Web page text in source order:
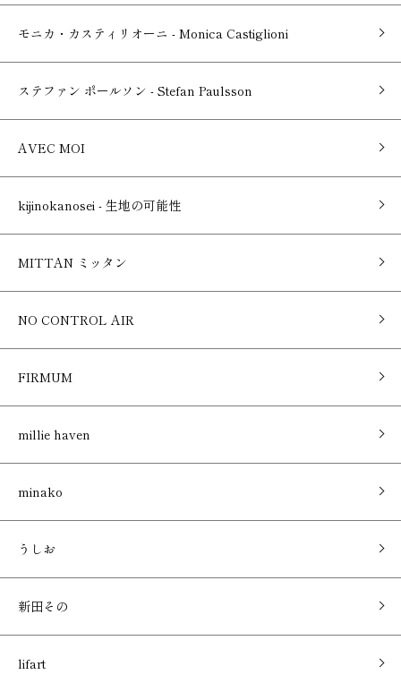
モニカ・カスティリオーニ - Monica Castiglioni
ステファン ポールソン - Stefan Paulsson
AVEC MOI
kijinokanosei - 生地の可能性
MITTAN ミッタン
NO CONTROL AIR
FIRMUM
millie haven
minako
うしお
新田その
lifart